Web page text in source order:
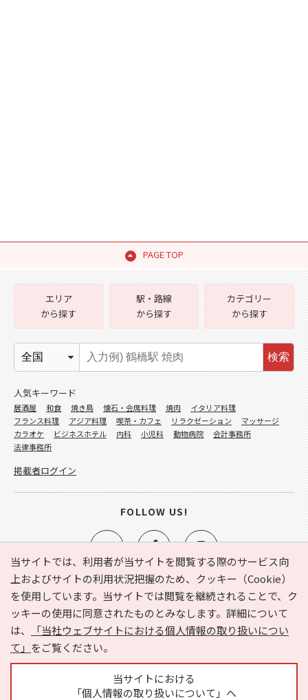
PAGE TOP
当サイトでは、利用者が当サイトを閲覧する際のサービス向
上およびサイトの利用状況把握のため、クッキー（Cookie）
を使用しています。当サイトでは閲覧を継続されることで、ク
ッキーの使用に同意されたものとみなします。詳細について
は、
「当社ウェブサイトにおける個人情報の取り扱いについ
て」 をご覧ください。
当サイトにおける
「個人情報の取り扱いについて」へ
e-NAVITA（イーナビタ）とは？ お気に入り
ヘルプ
利用規約
個人情報の取り扱いについて
運営会社
サイトマップ
広告掲載に関するお問い合わせ
エリア
から探す
駅・路線
から探す
カテゴリー
から探す
検索
人気キーワード
居酒屋 和食 焼き鳥 懐石・会席料理 焼肉
イタリア料理
フランス料理
アジア料理 喫茶・カフェ リラクゼーション
マッサージ
カラオケ
ビジネスホテル 内科 小児科 動物病院
会計事務所
法律事務所
掲載者ログイン
FOLLOW US!